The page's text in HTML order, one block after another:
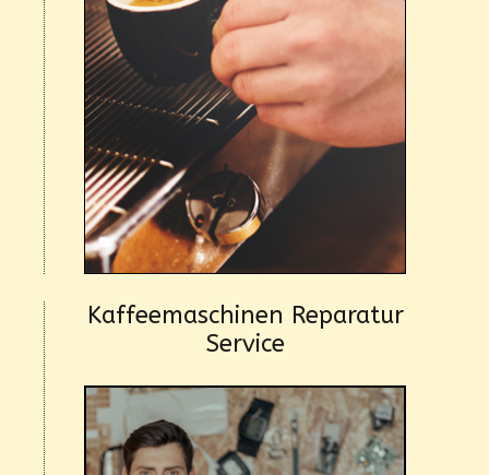
Kaffeemaschinen Reparatur
Service